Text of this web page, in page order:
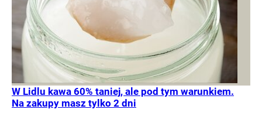
W Lidlu kawa 60% taniej, ale pod tym warunkiem.
Na zakupy masz tylko 2 dni